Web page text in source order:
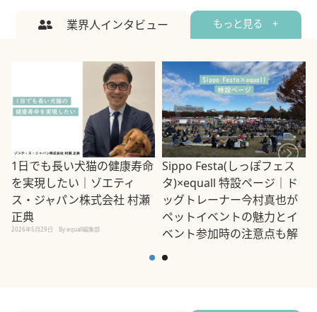
業界人インタビュー もっと見る +
1日でも長い犬猫の健康寿命
を実現したい｜ゾエティ
ス・ジャパン株式会社 村瀬
正典
2026年5月29日 By equall編集部
Sippo Festa(しっぽフェス
タ)×equall 特設ページ｜ド
ッグトレーナー今村真也が
ペットイベントの魅力とイ
ベント参加時の注意点も解
2026年5月12日